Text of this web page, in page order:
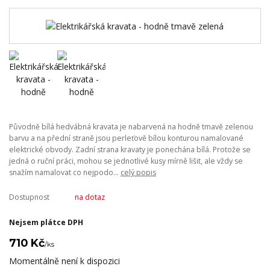
Původně bílá hedvábná kravata je nabarvená na hodně tmavě zelenou
barvu a na přední straně jsou perleťově bílou konturou namalované
elektrické obvody. Zadní strana kravaty je ponechána bílá. Protože se
jedná o ruční práci, mohou se jednotlivé kusy mírně lišit, ale vždy se
snažím namalovat co nejpodo... celý popis
Dostupnost na dotaz
Nejsem plátce DPH
710 Kč/ks
Momentálně není k dispozici